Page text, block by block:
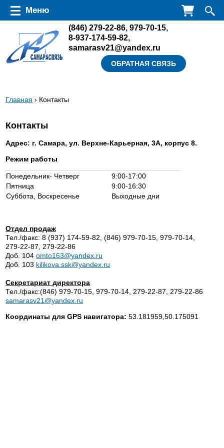
Перейти к основному содержанию
(846) 279-22-86,979-70-15,
8-937-174-59-82,
samarasv21@yandex.ru
ОБРАТНАЯ СВЯЗЬ
Меню
Вы
Главная › Контакты
Контакты
Адрес: г. Самара, ул. Верхне-Карьерная, 3А, корпус 8.
Режим работы
Понедельник- Четверг
9:00-17:00
Пятница
9:00-16:30
Суббота, Воскресенье
Выходные дни
Отдел продаж
Тел./факс:8 (937) 174-59-82 ,(846) 979-70-15 ,979-70-14
279-22-87
279-22-86
Доб. 104omto163@yandex.ru
Доб. 103 kilikova.ssk@yandex.ru
Секретариат директора
Тел./факс:(846) 979-70-15 ,979-70-14 279-22-87
279-22-86
samarasv21 @yandex ru
Координаты для GPS навигатора:53.181959,50.175091